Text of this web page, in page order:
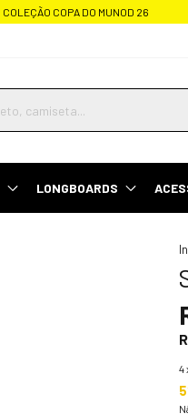
COLEÇÃO COPA DO MUNOD 26
LONGBOARDS
4